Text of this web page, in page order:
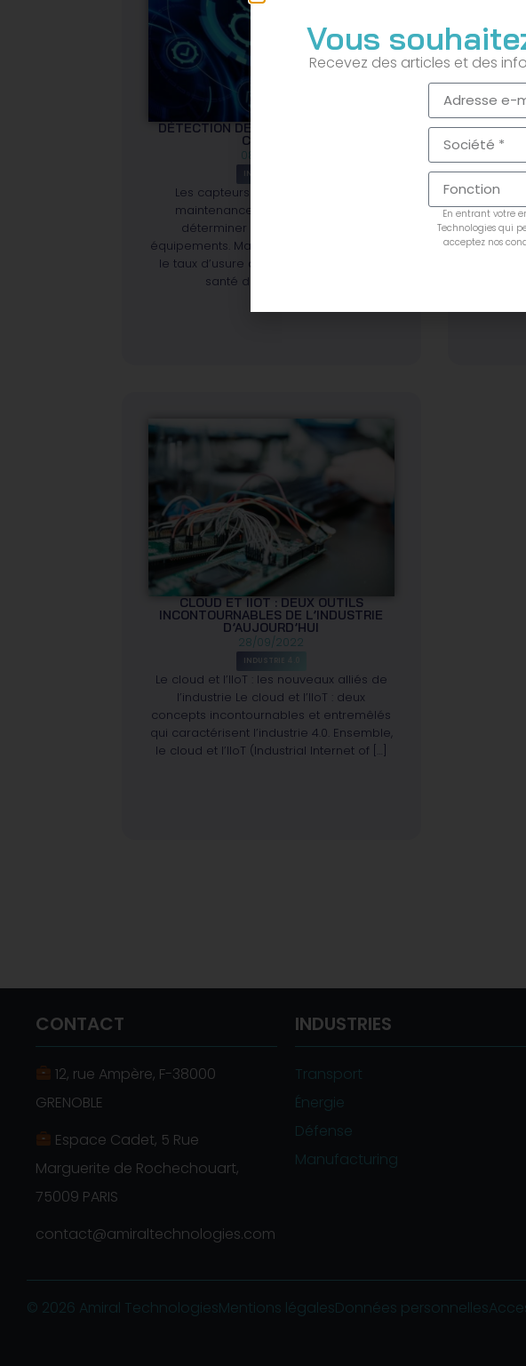
DÉTECTION DE L’ÉTAT DE SANTÉ DU
CAPTEUR
08/12/2022
INDUSTRIE 4.0
Les capteurs liés aux logiciels de
maintenance prédictive aident à
déterminer le taux d’usure des
équipements. Mais comment détecte-on
le taux d’usure des capteurs ? État de
santé des capteurs […]
La
des
CLOUD ET IIOT : DEUX OUTILS
INCONTOURNABLES DE L’INDUSTRIE
D’AUJOURD’HUI
28/09/2022
INDUSTRIE 4.0
Le cloud et l’IIoT : les nouveaux alliés de
l’industrie Le cloud et l’IIoT : deux
concepts incontournables et entremêlés
qui caractérisent l’industrie 4.0. Ensemble,
le cloud et l’IIoT (Industrial Internet of […]
CONTACT
12, rue Ampère, F-38000
GRENOBLE
Espace Cadet, 5 Rue
Marguerite de Rochechouart,
75009 PARIS
contact@amiraltechnologies.com
INDUSTRIES
Transport
Énergie
Défense
Manufacturing
© 2026 Amiral TechnologiesMentions légalesDonnées personnelles
Vous
Recevez des articles et des
En entrant votre
Technologies qui
acceptez nos